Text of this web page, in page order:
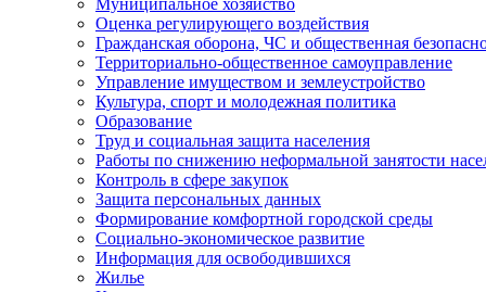
Муниципальное хозяйство
Оценка регулирующего воздействия
Гражданская оборона, ЧС и общественная
Территориально-общественное самоуправление
Управление имуществом и землеустройство
Культура, спорт и молодежная политика
Образование
Труд и социальная защита населения
Работы по снижению неформальной занятости
Контроль в сфере закупок
Защита персональных данных
Формирование комфортной городской среды
Социально-экономическое развитие
Информация для освободившихся
Жилье